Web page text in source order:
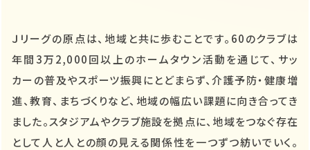
Ｊリーグの原点は、地域と共に歩むことです。60のクラブは
年間3万2,000回以上のホームタウン活動を通じて、サッ
カーの普及やスポーツ振興にとどまらず、介護予防・健康増
進、教育、まちづくりなど、地域の幅広い課題に向き合ってき
ました。スタジアムやクラブ施設を拠点に、地域をつなぐ存在
として人と人との顔の見える関係性を一つずつ紡いでいく。